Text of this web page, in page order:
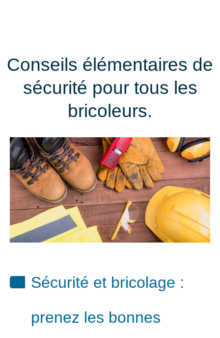
Conseils élémentaires de
sécurité pour tous les
bricoleurs.
Sécurité et bricolage :
prenez les bonnes